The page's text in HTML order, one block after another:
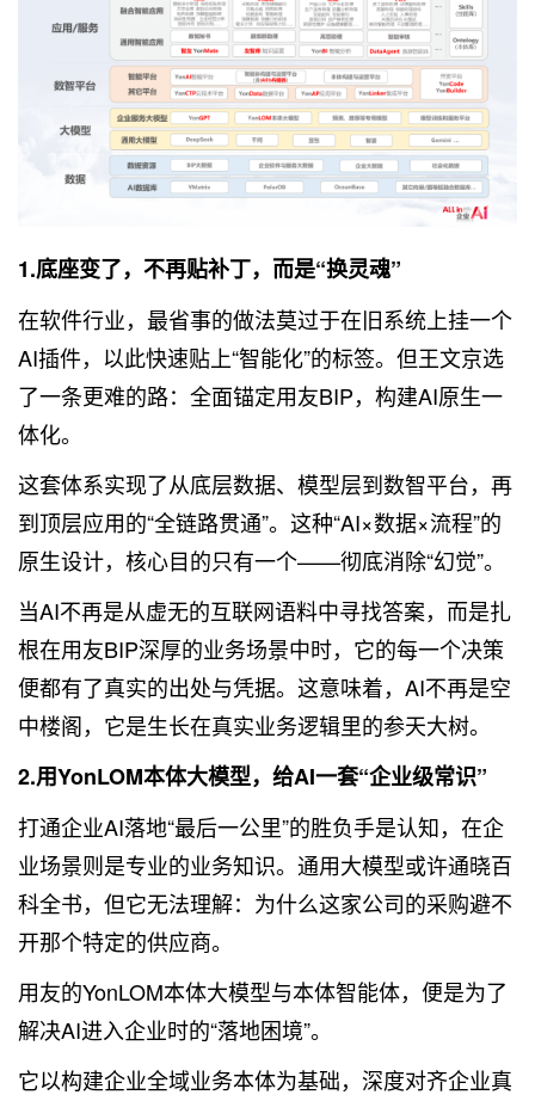
1.底座变了，不再贴补丁，而是“换灵魂”
在软件行业，最省事的做法莫过于在旧系统上挂一个
AI插件，以此快速贴上“智能化”的标签。但王文京选
了一条更难的路：全面锚定用友BIP，构建AI原生一
体化。
这套体系实现了从底层数据、模型层到数智平台，再
到顶层应用的“全链路贯通”。这种“AI×数据×流程”的
原生设计，核心目的只有一个——彻底消除“幻觉”。
当AI不再是从虚无的互联网语料中寻找答案，而是扎
根在用友BIP深厚的业务场景中时，它的每一个决策
便都有了真实的出处与凭据。这意味着，AI不再是空
中楼阁，它是生长在真实业务逻辑里的参天大树。
2.用YonLOM本体大模型，给AI一套“企业级常识”
打通企业AI落地“最后一公里”的胜负手是认知，在企
业场景则是专业的业务知识。通用大模型或许通晓百
科全书，但它无法理解：为什么这家公司的采购避不
开那个特定的供应商。
用友的YonLOM本体大模型与本体智能体，便是为了
解决AI进入企业时的“落地困境”。
它以构建企业全域业务本体为基础，深度对齐企业真